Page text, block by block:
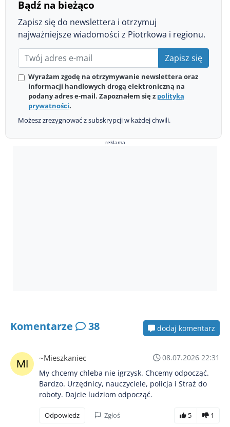
Bądź na bieżąco
Zapisz się do newslettera i otrzymuj
najważniejsze wiadomości z Piotrkowa i regionu.
Zapisz się
Wyrażam zgodę na otrzymywanie newslettera oraz
informacji handlowych drogą elektroniczną na
podany adres e-mail. Zapoznałem się z polityką
prywatności.
Możesz zrezygnować z subskrypcji w każdej chwili.
reklama
Komentarze 38 dodaj komentarz
~Mieszkaniec
08.07.2026 22:31
My chcemy chleba nie igrzysk. Chcemy odpocząć.
Bardzo. Urzędnicy, nauczyciele, policja i Straż do
roboty. Dajcie ludziom odpocząć.
Odpowiedz Zgłoś 5 1